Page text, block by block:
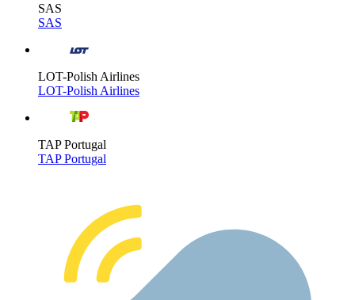
SAS
SAS
LOT-Polish Airlines
LOT-Polish Airlines
TAP Portugal
TAP Portugal